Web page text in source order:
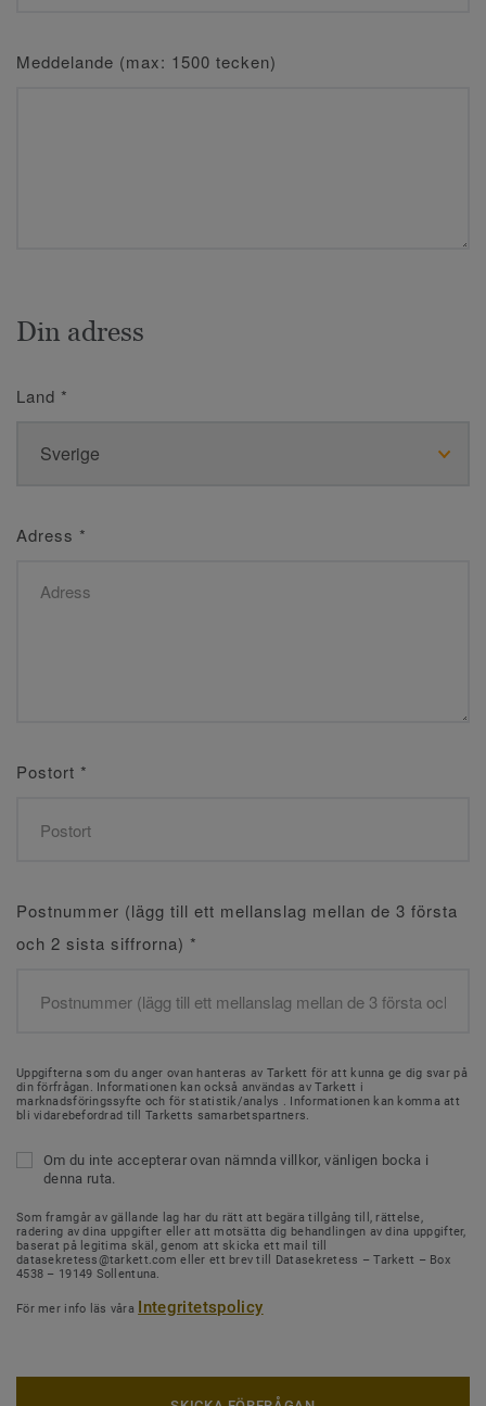
Meddelande (max: 1500 tecken)
Din adress
Land *
Adress *
Postort *
Postnummer (lägg till ett mellanslag mellan de 3 första
och 2 sista siffrorna) *
Uppgifterna som du anger ovan hanteras av Tarkett för att kunna ge dig svar på
din förfrågan. Informationen kan också användas av Tarkett i
marknadsföringssyfte och för statistik/analys . Informationen kan komma att
bli vidarebefordrad till Tarketts samarbetspartners.
Om du inte accepterar ovan nämnda villkor, vänligen bocka i
denna ruta.
Som framgår av gällande lag har du rätt att begära tillgång till, rättelse,
radering av dina uppgifter eller att motsätta dig behandlingen av dina uppgifter,
baserat på legitima skäl, genom att skicka ett mail till
datasekretess@tarkett.com eller ett brev till Datasekretess – Tarkett – Box
4538 – 19149 Sollentuna.
För mer info läs våra Integritetspolicy